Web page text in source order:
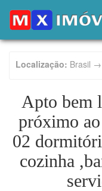
Localização: Brasil
Apto bem
próximo
02
cozinha